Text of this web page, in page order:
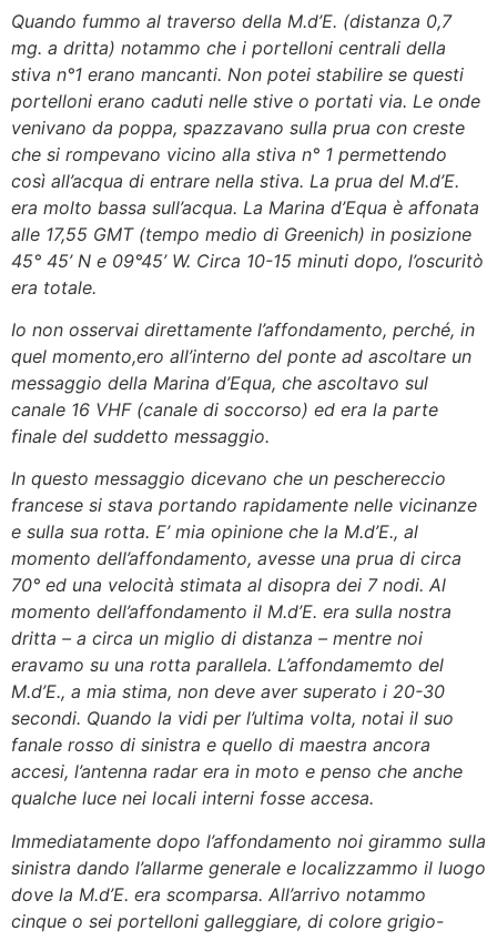
Quando fummo al traverso della M.d’E. (distanza 0,7
mg. a dritta) notammo che i portelloni centrali della
stiva n°1 erano mancanti. Non potei stabilire se questi
portelloni erano caduti nelle stive o portati via. Le onde
venivano da poppa, spazzavano sulla prua con creste
che si rompevano vicino alla stiva n° 1 permettendo
così all’acqua di entrare nella stiva. La prua del M.d’E.
era molto bassa sull’acqua. La Marina d’Equa è affonata
alle 17,55 GMT (tempo medio di Greenich) in posizione
45° 45’ N e 09°45’ W. Circa 10-15 minuti dopo, l’oscuritò
era totale.
Io non osservai direttamente l’affondamento, perché, in
quel momento,ero all’interno del ponte ad ascoltare un
messaggio della Marina d’Equa, che ascoltavo sul
canale 16 VHF (canale di soccorso) ed era la parte
finale del suddetto messaggio.
In questo messaggio dicevano che un peschereccio
francese si stava portando rapidamente nelle vicinanze
e sulla sua rotta. E’ mia opinione che la M.d’E., al
momento dell’affondamento, avesse una prua di circa
70° ed una velocità stimata al disopra dei 7 nodi. Al
momento dell’affondamento il M.d’E. era sulla nostra
dritta – a circa un miglio di distanza – mentre noi
eravamo su una rotta parallela. L’affondamemto del
M.d’E., a mia stima, non deve aver superato i 20-30
secondi. Quando la vidi per l’ultima volta, notai il suo
fanale rosso di sinistra e quello di maestra ancora
accesi, l’antenna radar era in moto e penso che anche
qualche luce nei locali interni fosse accesa.
Immediatamente dopo l’affondamento noi girammo sulla
sinistra dando l’allarme generale e localizzammo il luogo
dove la M.d’E. era scomparsa. All’arrivo notammo
cinque o sei portelloni galleggiare, di colore grigio-